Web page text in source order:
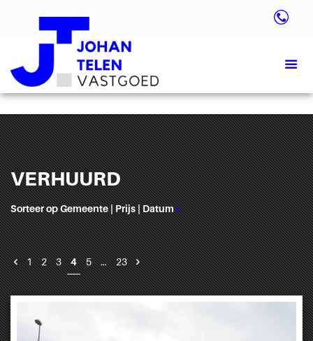
VERHUURD
Sorteer opGemeente|Prijs|Datum▼
1 2 3 4 5 … 23